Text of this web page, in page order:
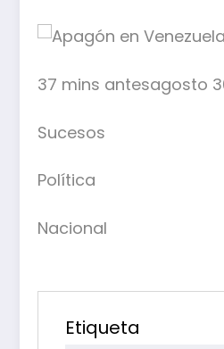
37 mins antesagosto
Sucesos
Política
Nacional
Etiqueta